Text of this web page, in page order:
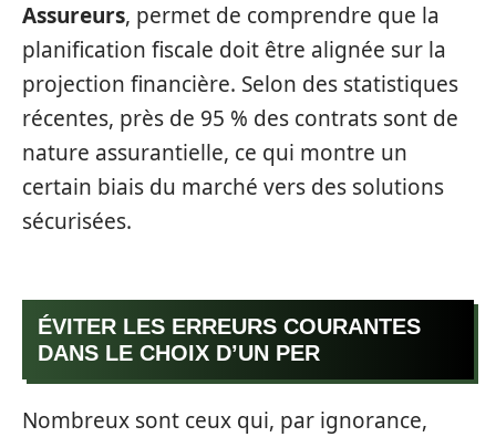
Assureurs, permet de comprendre que la
planification fiscale doit être alignée sur la
projection financière. Selon des statistiques
récentes, près de 95 % des contrats sont de
nature assurantielle, ce qui montre un
certain biais du marché vers des solutions
sécurisées.
ÉVITER LES ERREURS COURANTES
DANS LE CHOIX D’UN PER
Nombreux sont ceux qui, par ignorance,